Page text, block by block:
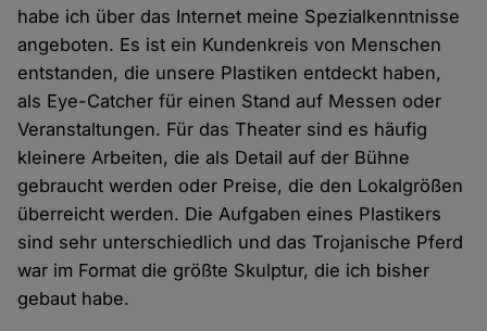
habe ich über das Internet meine Spezialkenntnisse
angeboten. Es ist ein Kundenkreis von Menschen
entstanden, die unsere Plastiken entdeckt haben,
als Eye-Catcher für einen Stand auf Messen oder
Veranstaltungen. Für das Theater sind es häufig
kleinere Arbeiten, die als Detail auf der Bühne
gebraucht werden oder Preise, die den Lokalgrößen
überreicht werden. Die Aufgaben eines Plastikers
sind sehr unterschiedlich und das Trojanische Pferd
war im Format die größte Skulptur, die ich bisher
gebaut habe.